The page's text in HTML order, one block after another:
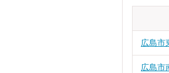
広島市
広島市